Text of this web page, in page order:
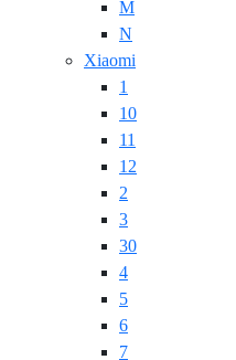
M
N
Xiaomi
1
10
11
12
2
3
30
4
5
6
7